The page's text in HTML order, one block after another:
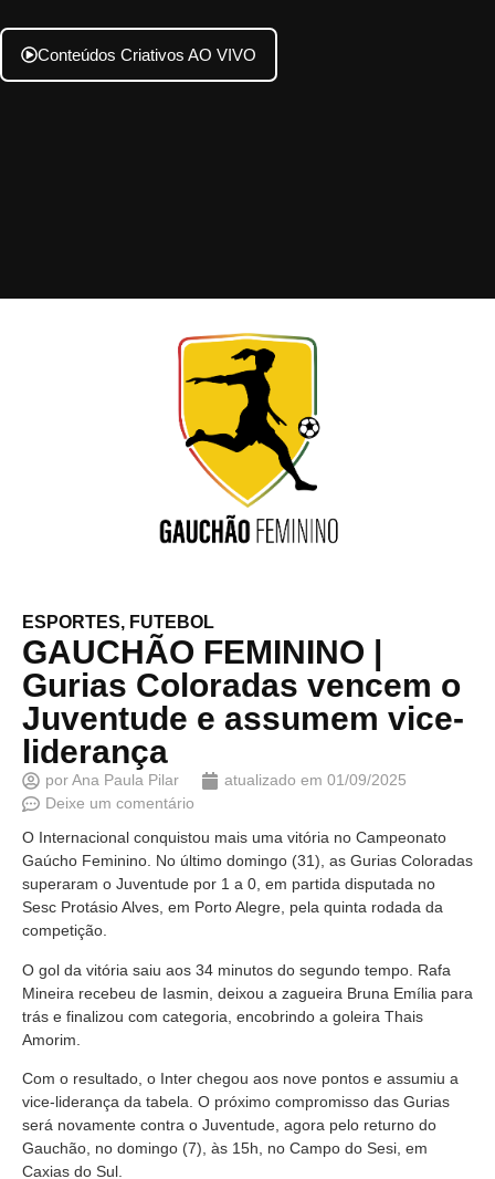
Conteúdos Criativos AO VIVO
ESPORTES, FUTEBOL
GAUCHÃO FEMININO |
Gurias Coloradas vencem o
Juventude e assumem vice-
liderança
porAna Paula Pilar atualizado em 01/09/2025
Deixe um comentário
O Internacional conquistou mais uma vitória no Campeonato
Gaúcho Feminino. No último domingo (31), as Gurias Coloradas
superaram o Juventude por 1 a 0, em partida disputada no
Sesc Protásio Alves, em Porto Alegre, pela quinta rodada da
competição.
O gol da vitória saiu aos 34 minutos do segundo tempo. Rafa
Mineira recebeu de Iasmin, deixou a zagueira Bruna Emília para
trás e finalizou com categoria, encobrindo a goleira Thais
Amorim.
Com o resultado, o Inter chegou aos nove pontos e assumiu a
vice-liderança da tabela. O próximo compromisso das Gurias
será novamente contra o Juventude, agora pelo returno do
Gauchão, no domingo (7), às 15h, no Campo do Sesi, em
Caxias do Sul.